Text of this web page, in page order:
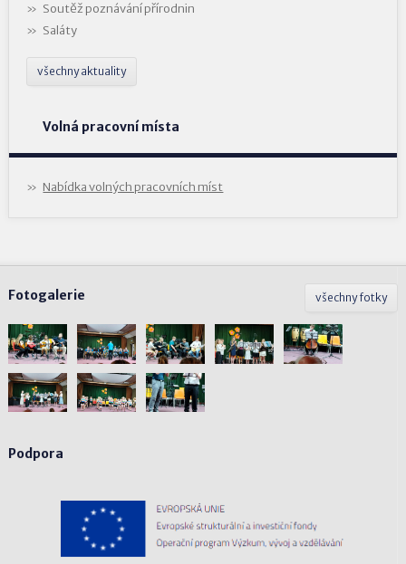
Soutěž poznávání přírodnin
Saláty
všechny aktuality
Volná pracovní místa
Nabídka volných pracovních míst
všechny fotky
Fotogalerie
Podpora